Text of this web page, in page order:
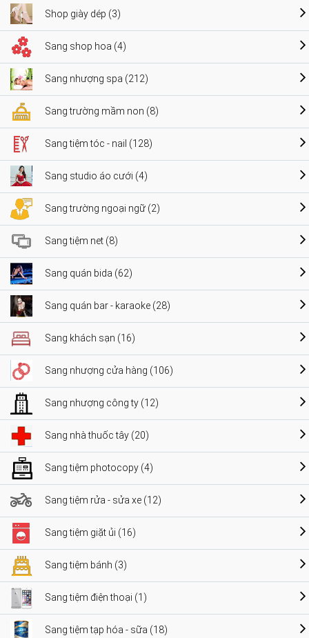
Shop giày dép (3)
Sang shop hoa (4)
Sang nhượng spa (212)
Sang trường mầm non (8)
Sang tiệm tóc - nail (128)
Sang studio áo cưới (4)
Sang trường ngoại ngữ (2)
Sang tiệm net (8)
Sang quán bida (62)
Sang quán bar - karaoke (28)
Sang khách sạn (16)
Sang nhượng cửa hàng (106)
Sang nhượng công ty (12)
Sang nhà thuốc tây (20)
Sang tiệm photocopy (4)
Sang tiệm rửa - sửa xe (12)
Sang tiệm giặt ủi (16)
Sang tiệm bánh (3)
Sang tiệm điện thoại (1)
Sang tiệm tạp hóa - sữa (18)